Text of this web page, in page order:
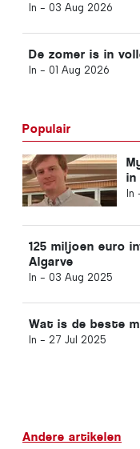
In - 03 Aug 2026
De zomer is in
In - 01 Aug 2026
Populair
in
In
125 miljoen euro
Algarve
In - 03 Aug 2025
Wat is de beste
In - 27 Jul 2025
Andere artikelen